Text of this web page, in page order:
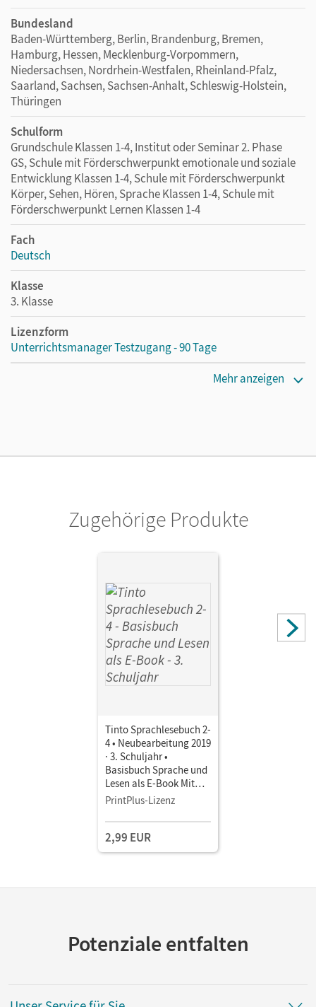
Bundesland
Baden-Württemberg, Berlin, Brandenburg, Bremen,
Hamburg, Hessen, Mecklenburg-Vorpommern,
Niedersachsen, Nordrhein-Westfalen, Rheinland-Pfalz,
Saarland, Sachsen, Sachsen-Anhalt, Schleswig-Holstein,
Thüringen
Schulform
Grundschule Klassen 1-4, Institut oder Seminar 2. Phase
GS, Schule mit Förderschwerpunkt emotionale und soziale
Entwicklung Klassen 1-4, Schule mit Förderschwerpunkt
Körper, Sehen, Hören, Sprache Klassen 1-4, Schule mit
Förderschwerpunkt Lernen Klassen 1-4
Fach
Deutsch
Klasse
3. Klasse
Lizenzform
Unterrichtsmanager Testzugang - 90 Tage
Unterrichtsmanager 90 Tage lang zu testen.
Mehr anzeigen
Zugehörige Produkte
Tinto Sprachlesebuch 2-
4 • Neubearbeitung 2019
· 3. Schuljahr •
Basisbuch Sprache und
Lesen als E-Book Mit
Medien
PrintPlus-Lizenz
2,99 EUR
Potenziale entfalten